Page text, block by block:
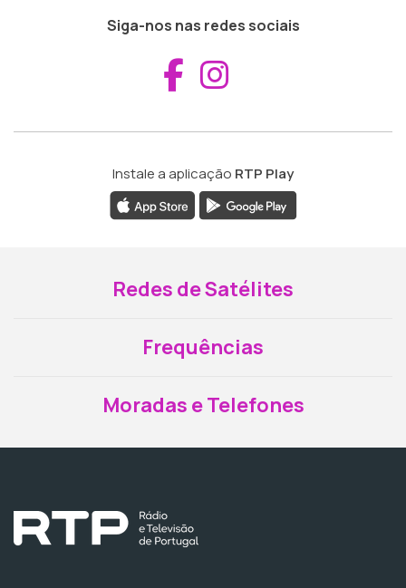
Siga-nos nas redes sociais
Aceder ao
Instale a aplicação RTP Play
Redes de Satélites
Frequências
Moradas e Telefones